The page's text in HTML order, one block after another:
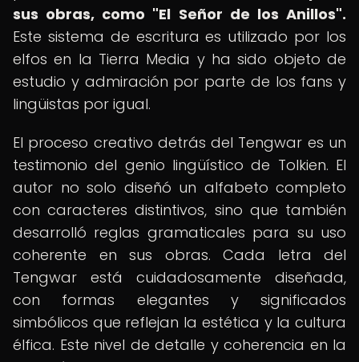
sus obras, como "El Señor de los Anillos".
Este sistema de escritura es utilizado por los
elfos en la Tierra Media y ha sido objeto de
estudio y admiración por parte de los fans y
lingüistas por igual.
El proceso creativo detrás del Tengwar es un
testimonio del genio lingüístico de Tolkien. El
autor no solo diseñó un alfabeto completo
con caracteres distintivos, sino que también
desarrolló reglas gramaticales para su uso
coherente en sus obras. Cada letra del
Tengwar está cuidadosamente diseñada,
con formas elegantes y significados
simbólicos que reflejan la estética y la cultura
élfica. Este nivel de detalle y coherencia en la